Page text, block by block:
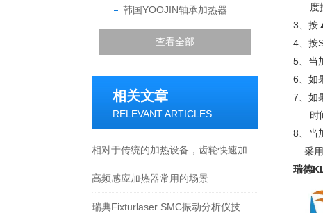
韩国YOOJIN轴承加热器
查看全部
相关文章
RELEVANT ARTICLES
高频感应加热器常用的场景
度
3、按
4、按
5、当
6、如
7、如
时
8、当
采用
瑞德